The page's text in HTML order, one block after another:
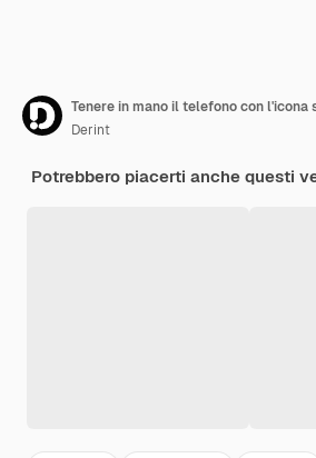
Derint
Potrebbero piacerti anche questi